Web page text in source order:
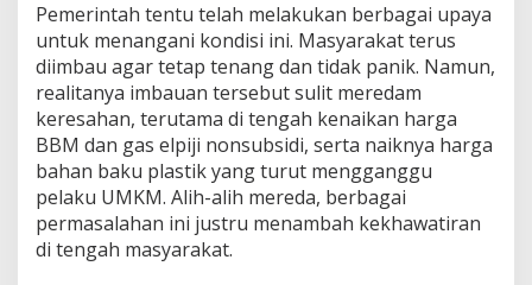
Pemerintah tentu telah melakukan berbagai upaya
untuk menangani kondisi ini. Masyarakat terus
diimbau agar tetap tenang dan tidak panik. Namun,
realitanya imbauan tersebut sulit meredam
keresahan, terutama di tengah kenaikan harga
BBM dan gas elpiji nonsubsidi, serta naiknya harga
bahan baku plastik yang turut mengganggu
pelaku UMKM. Alih-alih mereda, berbagai
permasalahan ini justru menambah kekhawatiran
di tengah masyarakat.